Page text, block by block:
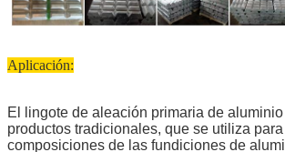
Aplicación:
El lingote de aleación primaria de
productos tradicionales, que se utiliza
composiciones de las fundiciones de